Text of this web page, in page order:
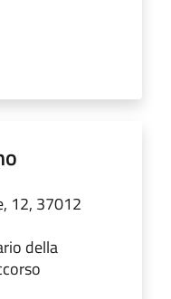
12, 37012
della